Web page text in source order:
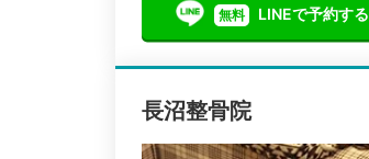
無料 LINEで予約する
長沼整骨院